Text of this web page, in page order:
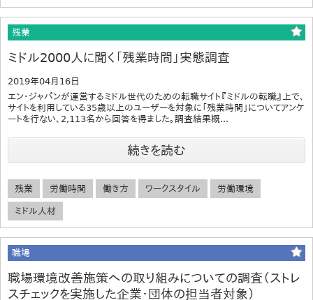
残業
ミドル2000人に聞く「残業時間」実態調査
2019年04月16日
エン・ジャパンが運営するミドル世代のための転職サイト『ミドルの転職』上で、
サイトを利用している35歳以上のユーザーを対象に「残業時間」についてアンケ
ートを行ない、2,113名から回答を得ました。調査結果概...
続きを読む
残業 労働時間 働き方 ワークスタイル 労働環境
ミドル人材
職場
職場環境改善施策への取り組みについての調査（ストレ
スチェックを実施した企業・団体の担当者対象）